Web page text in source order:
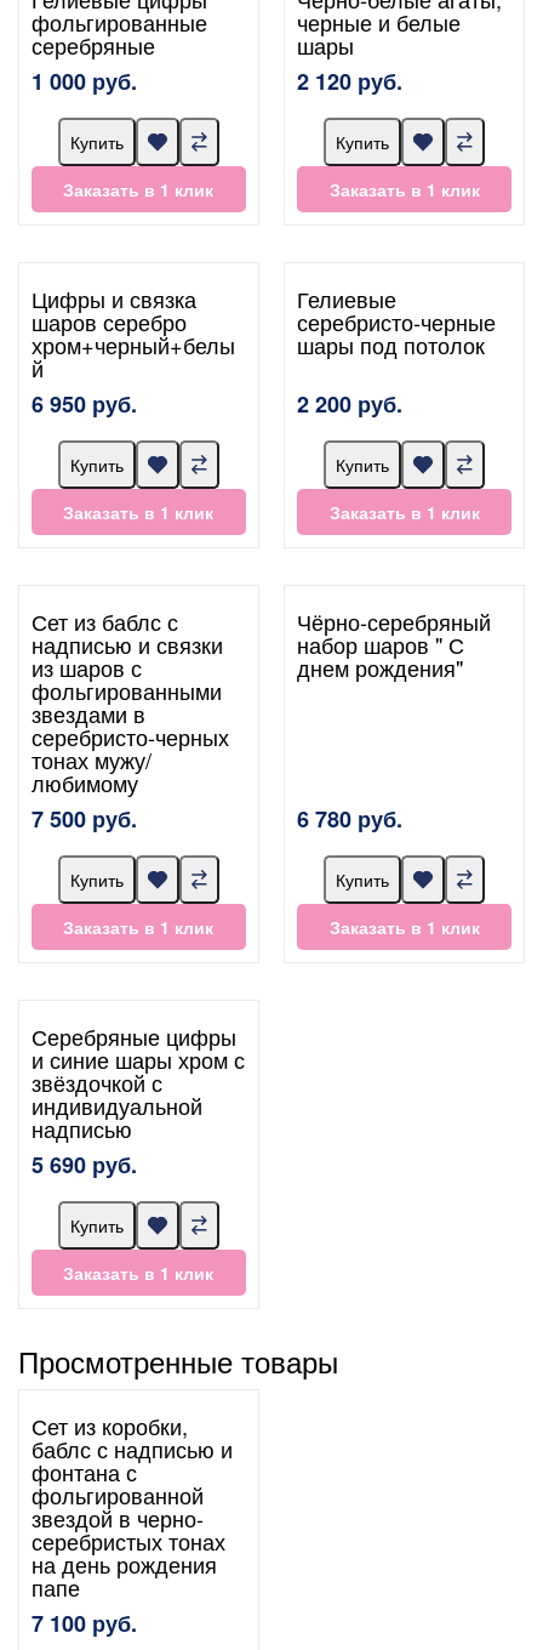
фольгированные
серебряные
1 000 руб.
Купить
Заказать в 1 клик
черные и белые
шары
2 120 руб.
Купить
Заказать в 1 клик
Цифры и связка
шаров серебро
хром+черный+белы
й
6 950 руб.
Купить
Заказать в 1 клик
Гелиевые
серебристо-черные
шары под потолок
2 200 руб.
Купить
Заказать в 1 клик
Сет из баблс с
надписью и связки
из шаров с
фольгированными
звездами в
серебристо-черных
тонах мужу/
любимому
7 500 руб.
Купить
Заказать в 1 клик
Чёрно-серебряный
набор шаров " С
днем рождения"
6 780 руб.
Купить
Заказать в 1 клик
Серебряные цифры
и синие шары хром с
звёздочкой с
индивидуальной
надписью
5 690 руб.
Купить
Заказать в 1 клик
Просмотренные товары
Сет из коробки,
баблс с надписью и
фонтана с
фольгированной
звездой в черно-
серебристых тонах
на день рождения
папе
7 100 руб.